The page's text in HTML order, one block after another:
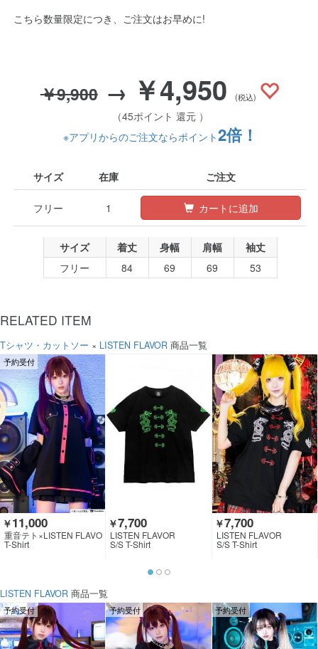
こちら数量限定につき、ご注文はお早めに!
￥9,900 → ￥4,950 (税込)
（45ポイント 還元 ）
※アプリからのご注文ならポイント2倍！
サイズ 在庫 ご注文
フリー 1 カートに追加
サイズ 着丈 身幅 肩幅
袖丈
フリー
84 69 69 53
RELATED ITEM
Tシャツ・カットソー × LISTEN FLAVOR 商品一覧
予約受付
￥11,000
重音テト×LISTEN FLAVO
R
T-Shirt
￥7,700
LISTEN FLAVOR
S/S T-Shirt
￥7,700
LISTEN FLAVOR
S/S T-Shirt
LISTEN FLAVOR 商品一覧
予約受付 予約受付 予約受付